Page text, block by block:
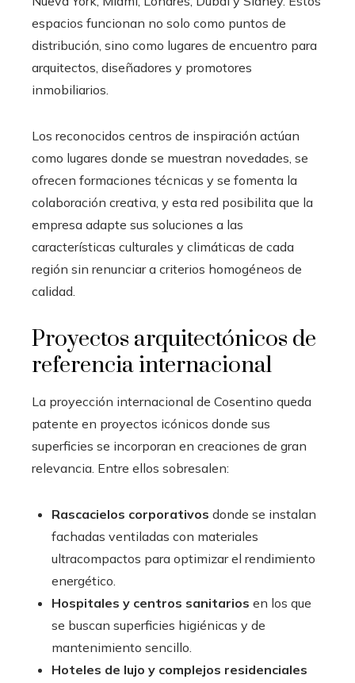
espacios funcionan no solo como puntos de
distribución, sino como lugares de encuentro para
arquitectos, diseñadores y promotores
inmobiliarios.
Los reconocidos centros de inspiración actúan
como lugares donde se muestran novedades, se
ofrecen formaciones técnicas y se fomenta la
colaboración creativa, y esta red posibilita que la
empresa adapte sus soluciones a las
características culturales y climáticas de cada
región sin renunciar a criterios homogéneos de
calidad.
Proyectos arquitectónicos de
referencia internacional
La proyección internacional de Cosentino queda
patente en proyectos icónicos donde sus
superficies se incorporan en creaciones de gran
relevancia. Entre ellos sobresalen:
Rascacielos corporativos donde se instalan
fachadas ventiladas con materiales
ultracompactos para optimizar el rendimiento
energético.
Hospitales y centros sanitarios en los que
se buscan superficies higiénicas y de
mantenimiento sencillo.
Hoteles de lujo y complejos residenciales